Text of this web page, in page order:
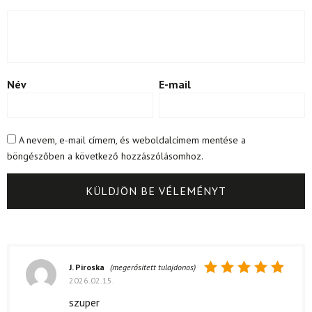
Név E-mail
A nevem, e-mail címem, és weboldalcímem mentése a
böngészőben a következő hozzászólásomhoz.
J. Piroska (megerősített tulajdonos)
2026.02.15.
szuper